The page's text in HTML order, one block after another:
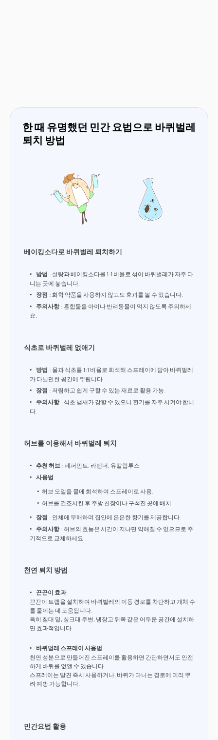
한 때 유명했던 민간 요법으로 바퀴벌레
퇴치 방법
베이킹소다로 바퀴벌레 퇴치하기
방법 : 설탕과 베이킹소다를 1:1 비율로 섞어 바퀴벌레가 자주 다
니는 곳에 놓습니다.
장점 : 화학 약품을 사용하지 않고도 효과를 볼 수 있습니다.
주의사항 : 혼합물을 아이나 반려동물이 먹지 않도록 주의하세
요.
식초로 바퀴벌레 없애기
방법 : 물과 식초를 1:1 비율로 희석해 스프레이에 담아 바퀴벌레
가 다닐만한 공간에 뿌립니다.
장점 : 저렴하고 쉽게 구할 수 있는 재료로 활용 가능.
주의사항 : 식초 냄새가 강할 수 있으니 환기를 자주 시켜야 합니
다.
허브를 이용해서 바퀴벌레 퇴치
추천 허브 : 페퍼민트, 라벤더, 유칼립투스
사용법
허브 오일을 물에 희석하여 스프레이로 사용.
허브를 건조시킨 후 주방 찬장이나 구석진 곳에 배치.
장점 : 인체에 무해하며 집안에 은은한 향기를 제공합니다.
주의사항 : 허브의 효능은 시간이 지나면 약해질 수 있으므로 주
기적으로 교체하세요.
천연 퇴치 방법
끈끈이 효과
끈끈이 트랩을 설치하여 바퀴벌레의 이동 경로를 차단하고 개체 수
를 줄이는 데 도움됩니다.
특히 침대 밑, 싱크대 주변, 냉장고 뒤쪽 같은 어두운 공간에 설치하
면 효과적입니다.
바퀴벌레 스프레이 사용법
천연 성분으로 만들어진 스프레이를 활용하면 간단하면서도 안전
하게 바퀴를 없앨 수 있습니다.
스프레이는 발견 즉시 사용하거나, 바퀴가 다니는 경로에 미리 뿌
려 예방 가능합니다.
민간요법 활용